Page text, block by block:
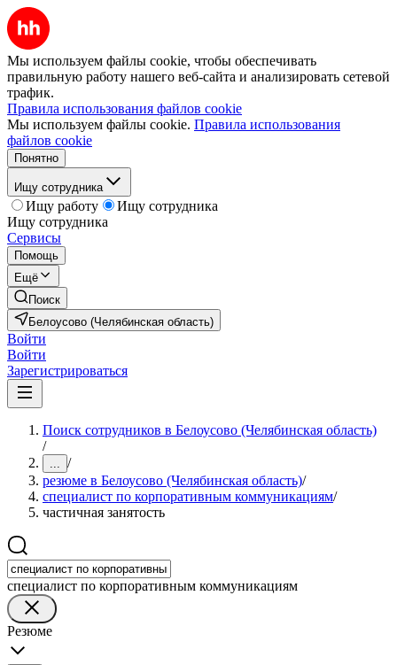
Мы используем файлы cookie, чтобы обеспечивать
правильную работу нашего веб-сайта и анализировать сетевой
трафик.
Правила использования файлов cookie
Мы используем файлы cookie. Правила использования
файлов cookie
Понятно
Ищу сотрудника
Ищу работу
Ищу сотрудника
Ищу сотрудника
Сервисы
Помощь
Ещё
Поиск
Белоусово (Челябинская область)
Войти
Войти
Зарегистрироваться
Поиск сотрудников в Белоусово (Челябинская область)
/
... /
резюме в Белоусово (Челябинская область)/
специалист по корпоративным коммуникациям/
частичная занятость
специалист по корпоративным коммуникациям
Резюме